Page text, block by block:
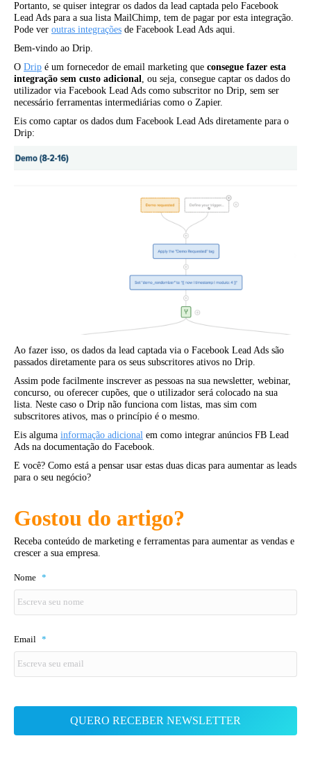
Portanto, se quiser integrar os dados da lead captada pelo Facebook
Lead Ads para a sua lista MailChimp, tem de pagar por esta integração.
Pode ver outras integrações de Facebook Lead Ads aqui.
Bem-vindo ao Drip.
O Drip é um fornecedor de email marketing que consegue fazer esta
integração sem custo adicional, ou seja, consegue captar os dados do
utilizador via Facebook Lead Ads como subscritor no Drip, sem ser
necessário ferramentas intermediárias como o Zapier.
Eis como captar os dados dum Facebook Lead Ads diretamente para o
Drip:
Ao fazer isso, os dados da lead captada via o Facebook Lead Ads são
passados diretamente para os seus subscritores ativos no Drip.
Assim pode facilmente inscrever as pessoas na sua newsletter, webinar,
concurso, ou oferecer cupões, que o utilizador será colocado na sua
lista. Neste caso o Drip não funciona com listas, mas sim com
subscritores ativos, mas o princípio é o mesmo.
Eis alguma informação adicional em como integrar anúncios FB Lead
Ads na documentação do Facebook.
E você? Como está a pensar usar estas duas dicas para aumentar as leads
para o seu negócio?
Gostou do artigo?
Receba conteúdo de marketing e ferramentas para aumentar as vendas e
crescer a sua empresa.
Nome *
Email *